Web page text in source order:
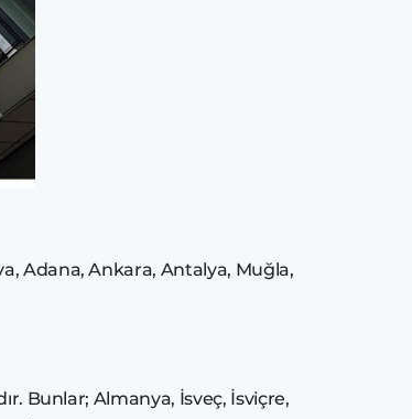
Adana, Ankara, Antalya, Muğla,
Bunlar; Almanya, İsveç, İsviçre,